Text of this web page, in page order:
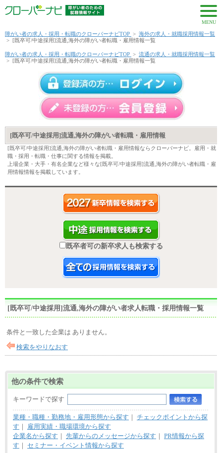
MENU
障がい者の求人・採用・転職のクローバーナビTOP > 海外の求人・就職採用情報一覧
> [既卒可/中途採用]流通,海外の障がい者転職・雇用情報一覧
障がい者の求人・採用・転職のクローバーナビTOP > 流通の求人・就職採用情報一覧
> [既卒可/中途採用]流通,海外の障がい者転職・雇用情報一覧
[既卒可/中途採用]流通,海外の障がい者転職・雇用情報
[既卒可/中途採用]流通,海外の障がい者転職・雇用情報ならクローバーナビ。雇用・就
職・採用・転職・仕事に関する情報を掲載。
上場企業・大手・有名企業など様々な[既卒可/中途採用]流通,海外の障がい者転職・雇
用情報情報を掲載しています。
既卒者可の新卒求人も検索する
[既卒可/中途採用]流通,海外の障がい者求人転職・採用情報一覧
条件と一致した企業は ありません。
検索をやりなおす
他の条件で検索
キーワードで探す
業種・職種・勤務地・雇用形態から探す ｜ チェックポイントから探
す ｜
雇用実績・職場環境から探す
企業名から探す ｜ 先輩からのメッセージから探す ｜ PR情報から探
す ｜ セミナー・イベント情報から探す